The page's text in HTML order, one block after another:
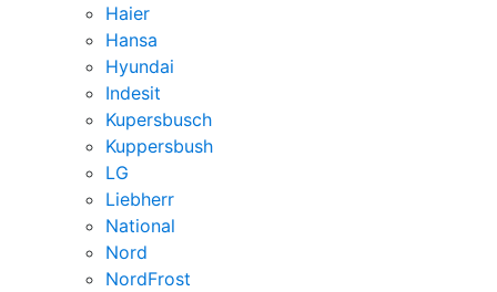
Haier
Hansa
Hyundai
Indesit
Kupersbusch
Kuppersbush
LG
Liebherr
National
Nord
NordFrost